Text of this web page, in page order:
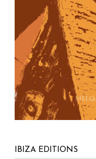
IBIZA EDITIONS